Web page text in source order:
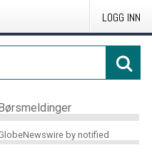
LOGG INN
by notified